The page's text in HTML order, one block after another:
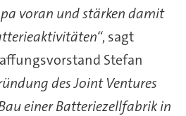
voran und stärken damit
, sagt
Stefan
des Joint Ventures
einer Batteriezellfabrik in